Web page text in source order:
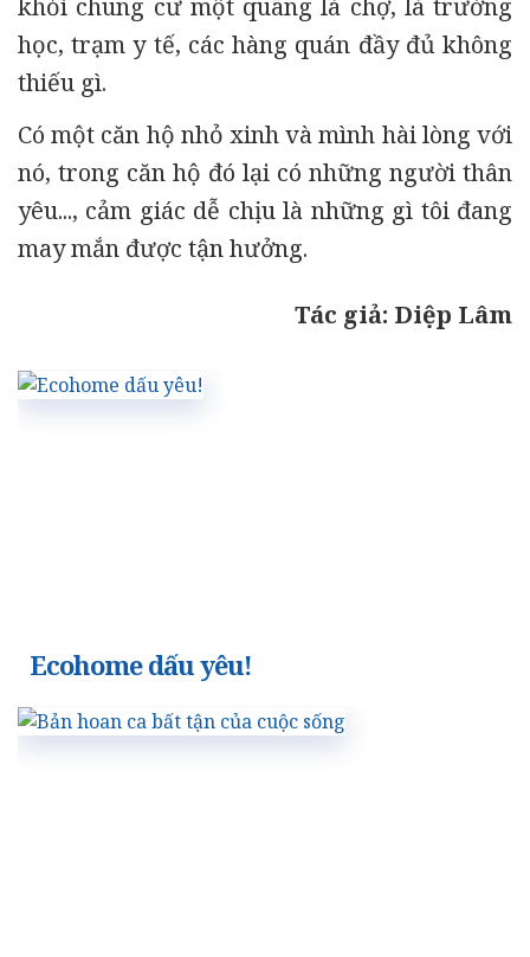
khỏi chung cư một quãng là chợ, là trường
học, trạm y tế, các hàng quán đầy đủ không
thiếu gì.
Có một căn hộ nhỏ xinh và mình hài lòng với
nó, trong căn hộ đó lại có những người thân
yêu..., cảm giác dễ chịu là những gì tôi đang
may mắn được tận hưởng.
Tác giả: Diệp Lâm
Ecohome dấu yêu!